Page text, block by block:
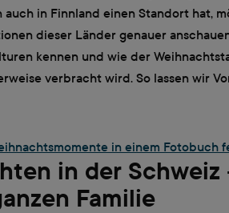
auch in Finnland einen Standort hat,
dieser Länder genauer
kennen und wie der
verbracht wird. So lassen wir
in einem Fotobuch
in der Schweiz
Familie